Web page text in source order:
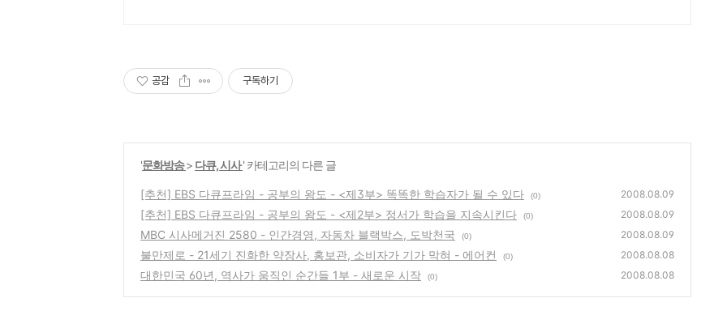
공감 구독하기
'문화방송> 다큐, 시사' 카테고리의 다른 글
[추천] EBS 다큐프라임 - 공부의 왕도 - <제3부> 똑똑한 학습자가 될 수 있다 (0) 2008.08.09
[추천] EBS 다큐프라임 - 공부의 왕도 - <제2부> 정서가 학습을 지속시킨다 (0) 2008.08.09
MBC 시사메거진 2580 - 인간경영, 자동차 블랙박스, 도박천국 (0) 2008.08.09
불만제로 - 21세기 진화한 약장사, 홍보관, 소비자가 기가 막혀 - 에어컨 (0) 2008.08.08
대한민국 60년, 역사가 움직인 순간들 1부 - 새로운 시작 (0) 2008.08.08